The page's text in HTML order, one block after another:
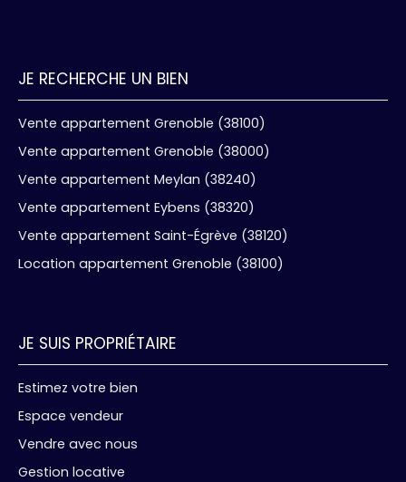
JE RECHERCHE UN BIEN
Vente appartement Grenoble (38100)
Vente appartement Grenoble (38000)
Vente appartement Meylan (38240)
Vente appartement Eybens (38320)
Vente appartement Saint-Égrève (38120)
Location appartement Grenoble (38100)
JE SUIS PROPRIÉTAIRE
Estimez votre bien
Espace vendeur
Vendre avec nous
Gestion locative